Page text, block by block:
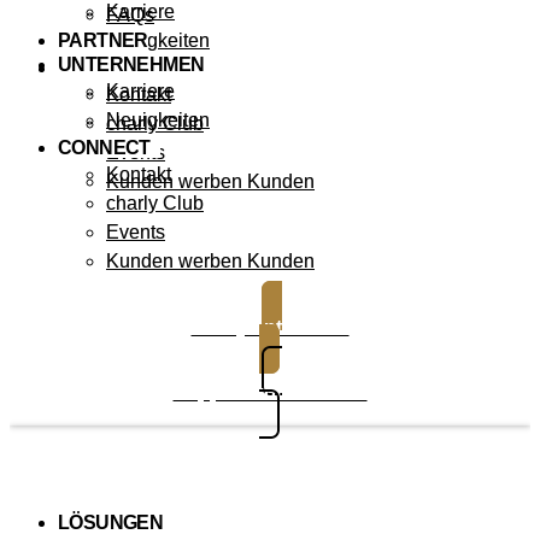
Karriere
Neuigkeiten
CONNECT
Kontakt
charly Club
Events
Kunden werben Kunden
FAQs
PARTNER
UNTERNEHMEN
Karriere
Neuigkeiten
CONNECT
Kontakt
charly Club
Events
Kunden werben Kunden
charly entdecken
Support kontaktieren
LÖSUNGEN